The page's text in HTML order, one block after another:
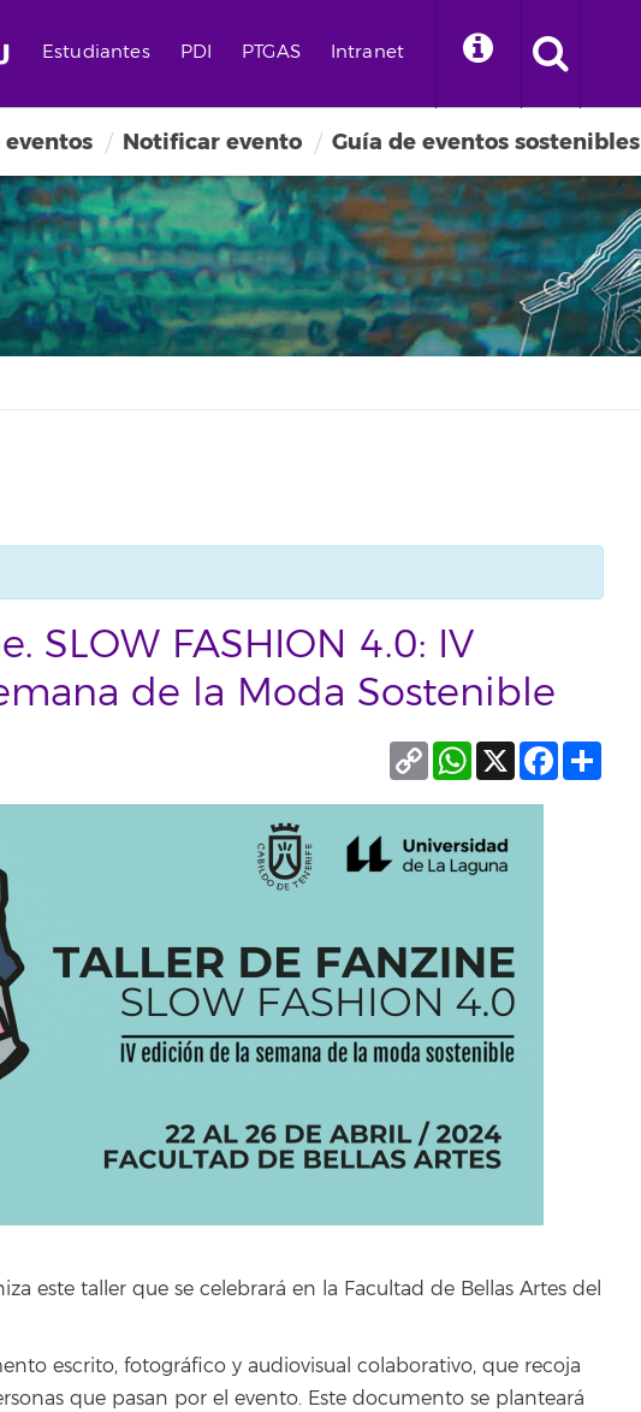
Estudiantes PDI PTGAS Intranet
eventos Notificar evento Guía de eventos sostenibles
SLOW FASHION 4.0: IV
de la Moda Sostenible
Facebook
X
WhatsApp
Copy
Link
este taller que se celebrará en la Facultad de Bellas Artes del
escrito, fotográfico y audiovisual colaborativo, que recoja
que pasan por el evento. Este documento se planteará